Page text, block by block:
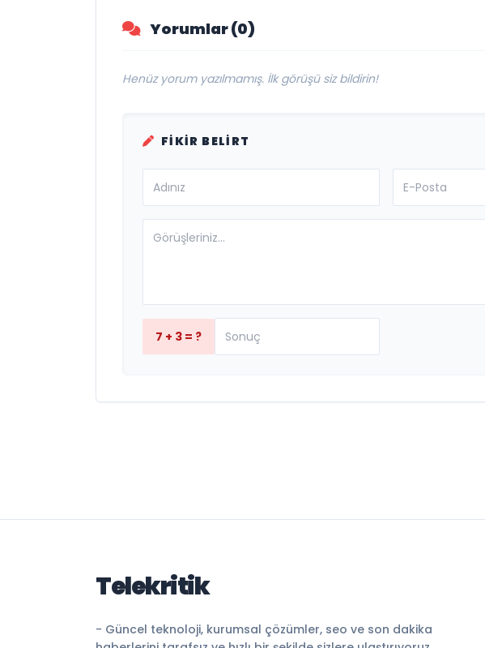
Yorumlar (0)
Henüz yorum yazılmamış. İlk görüşü siz bildirin!
FIKIR BELIRT
7 + 3 = ?
Telekritik
- Güncel teknoloji, kurumsal çözümler, seo ve son dakika